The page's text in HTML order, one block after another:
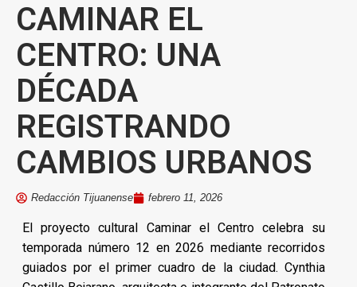
CAMINAR EL
CENTRO: UNA
DÉCADA
REGISTRANDO
CAMBIOS URBANOS
Redacción Tijuanense febrero 11, 2026
El proyecto cultural Caminar el Centro celebra su
temporada número 12 en 2026 mediante recorridos
guiados por el primer cuadro de la ciudad. Cynthia